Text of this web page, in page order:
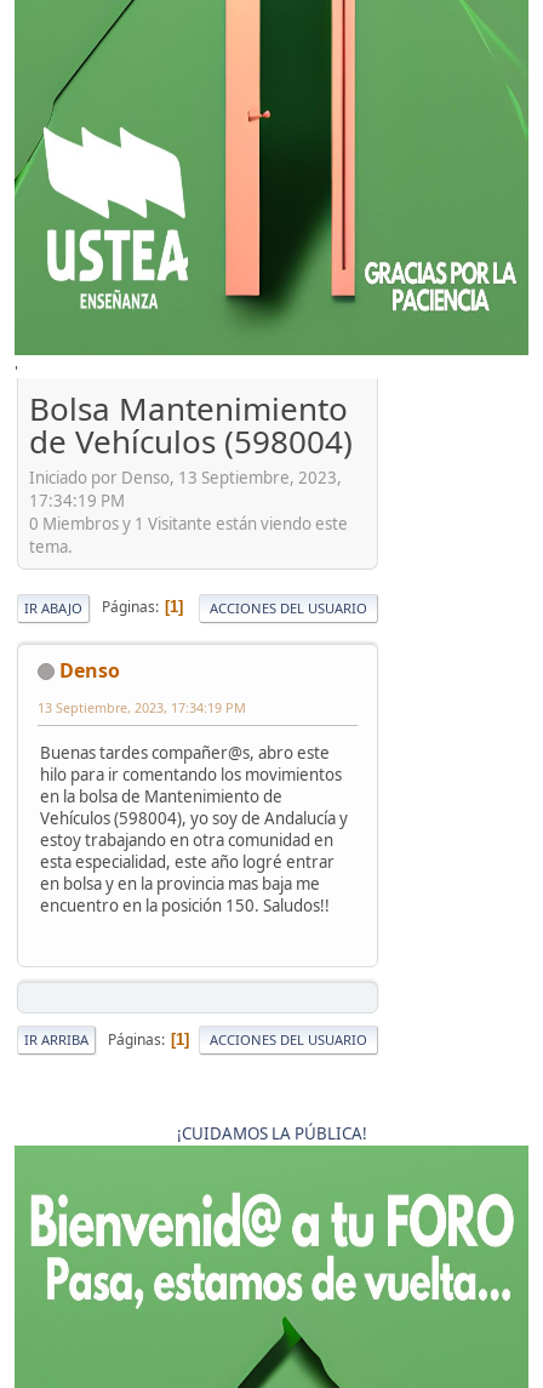
'
Bolsa Mantenimiento
de Vehículos (598004)
Iniciado por Denso, 13 Septiembre, 2023,
17:34:19 PM
0 Miembros y 1 Visitante están viendo este
tema.
IR ABAJO Páginas 1 ACCIONES DEL USUARIO
Denso
13 Septiembre, 2023, 17:34:19 PM
Buenas tardes compañer@s, abro este
hilo para ir comentando los movimientos
en la bolsa de Mantenimiento de
Vehículos (598004), yo soy de Andalucía y
estoy trabajando en otra comunidad en
esta especialidad, este año logré entrar
en bolsa y en la provincia mas baja me
encuentro en la posición 150. Saludos!!
IR ARRIBA Páginas 1 ACCIONES DEL USUARIO
¡CUIDAMOS LA PÚBLICA!